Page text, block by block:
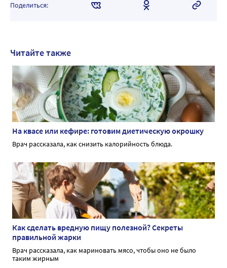
Поделиться:
Читайте также
На квасе или кефире: готовим диетическую окрошку
Врач рассказала, как снизить калорийность блюда.
Как сделать вредную пищу полезной? Секреты
правильной жарки
Врач рассказала, как мариновать мясо, чтобы оно не было
таким жирным